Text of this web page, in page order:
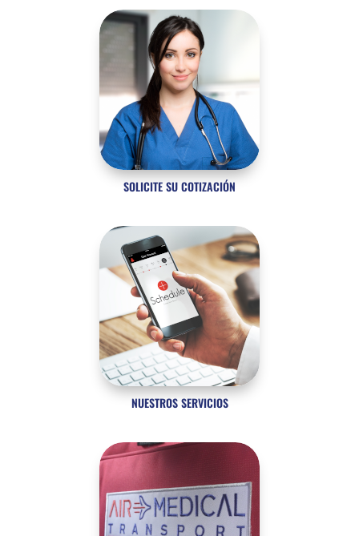
SOLICITE SU COTIZACIÓN
NUESTROS SERVICIOS